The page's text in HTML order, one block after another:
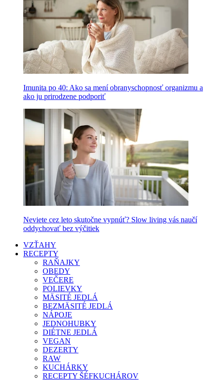
Imunita po 40: Ako sa mení obranyschopnosť organizmu a
ako ju prirodzene podporiť
Neviete cez leto skutočne vypnúť? Slow living vás naučí
oddychovať bez výčitiek
VZŤAHY
RECEPTY
RAŇAJKY
OBEDY
VEČERE
POLIEVKY
MÄSITÉ JEDLÁ
BEZMÄSITÉ JEDLÁ
NÁPOJE
JEDNOHUBKY
DIÉTNE JEDLÁ
VEGAN
DEZERTY
RAW
KUCHÁRKY
RECEPTY ŠÉFKUCHÁROV